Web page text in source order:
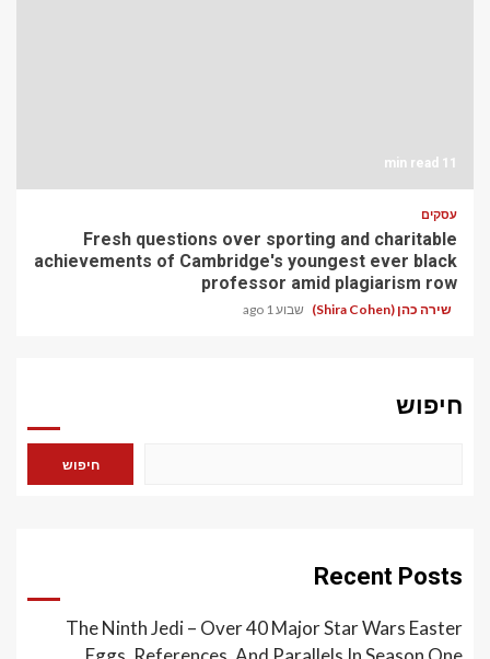
11 min read
עסקים
Fresh questions over sporting and charitable
achievements of Cambridge's youngest ever black
professor amid plagiarism row
שירה כהן (Shira Cohen) שבוע 1 ago
חיפוש
חיפוש
Recent Posts
The Ninth Jedi – Over 40 Major Star Wars Easter